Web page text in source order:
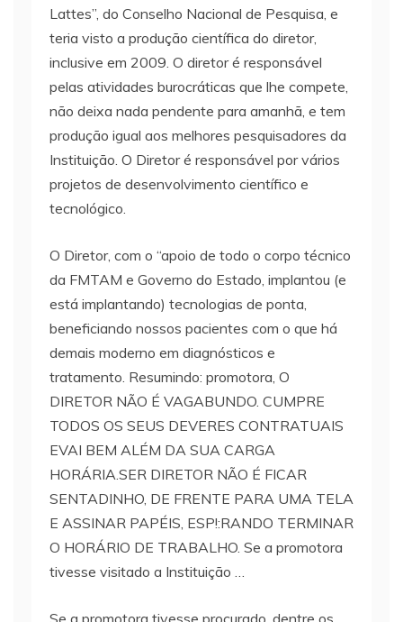
Lattes”, do Conselho Nacional de Pesquisa, e
teria visto a produção científica do diretor,
inclusive em 2009. O diretor é responsável
pelas atividades burocráticas que lhe compete,
não deixa nada pendente para amanhã, e tem
produção igual aos melhores pesquisadores da
Instituição. O Diretor é responsável por vários
projetos de desenvolvimento científico e
tecnológico.
O Diretor, com o “apoio de todo o corpo técnico
da FMTAM e Governo do Estado, implantou (e
está implantando) tecnologias de ponta,
beneficiando nossos pacientes com o que há
demais moderno em diagnósticos e
tratamento. Resumindo: promotora, O
DIRETOR NÃO É VAGABUNDO. CUMPRE
TODOS OS SEUS DEVERES CONTRATUAIS
EVAI BEM ALÉM DA SUA CARGA
HORÁRIA.SER DIRETOR NÃO É FICAR
SENTADINHO, DE FRENTE PARA UMA TELA
E ASSINAR PAPÉIS, ESP!:RANDO TERMINAR
O HORÁRIO DE TRABALHO. Se a promotora
tivesse visitado a Instituição …